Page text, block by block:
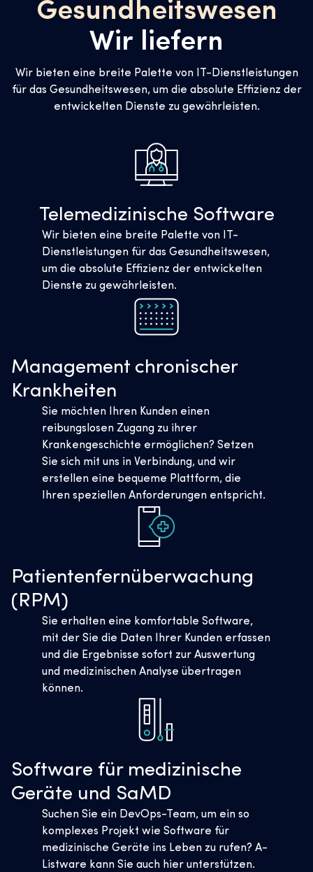
Gesundheitswesen
Wir liefern
Wir bieten eine breite Palette von IT-Dienstleistungen
für das Gesundheitswesen, um die absolute Effizienz der
entwickelten Dienste zu gewährleisten.
Telemedizinische Software
Wir bieten eine breite Palette von IT-
Dienstleistungen für das Gesundheitswesen,
um die absolute Effizienz der entwickelten
Dienste zu gewährleisten.
Management chronischer
Krankheiten
Sie möchten Ihren Kunden einen
reibungslosen Zugang zu ihrer
Krankengeschichte ermöglichen? Setzen
Sie sich mit uns in Verbindung, und wir
erstellen eine bequeme Plattform, die
Ihren speziellen Anforderungen entspricht.
Patientenfernüberwachung
(RPM)
Sie erhalten eine komfortable Software,
mit der Sie die Daten Ihrer Kunden erfassen
und die Ergebnisse sofort zur Auswertung
und medizinischen Analyse übertragen
können.
Software für medizinische
Geräte und SaMD
Suchen Sie ein DevOps-Team, um ein so
komplexes Projekt wie Software für
medizinische Geräte ins Leben zu rufen? A-
Listware kann Sie auch hier unterstützen.